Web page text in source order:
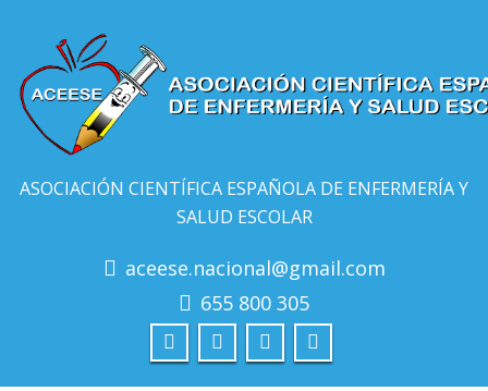
ASOCIACIÓN CIENTÍFICA ESPAÑOLA DE ENFERMERÍA Y
SALUD ESCOLAR
aceese.nacional@gmail.com
655 800 305